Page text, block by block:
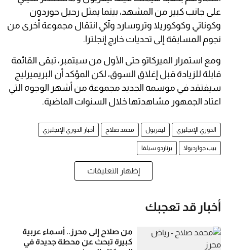
على جانب كبير من المشهد، بينما يمثل رحيل جوردون
وكوناتي وكوكوريلا وتروسارد وآكي انتقال مجموعة أخرى من
نجوم المسابقة إلى تحديات خارج إنجلترا.
ومع استمرار الميركاتو حتى الأول من سبتمبر، تبقى القائمة
قابلة للزيادة قبل إغلاق السوق، لكن المؤكد أن البريميرليج
سيفتقد في موسمه الجديد مجموعة من أشهر الوجوه التي
اعتاد الجمهور مشاهدتها خلال السنوات الماضية.
الدوري الإنجليزي ليفربول محمد صلاح أخبار الدوري الإنجليزي
بيب جوارديولا برناردو سيلفا
إظهار التعليقات
أخبار قد تعجبك
من صلاح إلى محرز.. أسماء عربية
كبيرة تبحث عن محطة جديدة في